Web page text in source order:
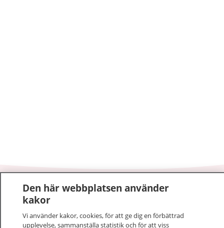
1177–tryggt om din hälsa och vård
På 1177.se får du råd om hälsa och information om
Den här webbplatsen använder
kakor
Vi använder kakor, cookies, för att ge dig en förbättrad
upplevelse, sammanställa statistik och för att viss